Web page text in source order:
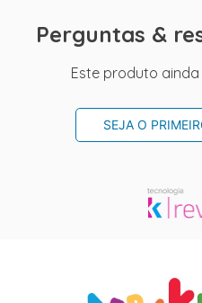
Perguntas &
Este produto
SEJA O